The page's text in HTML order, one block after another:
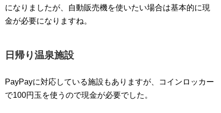
になりましたが、自動販売機を使いたい場合は基本的に現
金が必要になりますね。
日帰り温泉施設
PayPayに対応している施設もありますが、コインロッカー
で100円玉を使うので現金が必要でした。